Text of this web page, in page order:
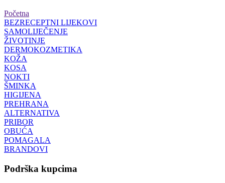
Početna
BEZRECEPTNI LIJEKOVI
SAMOLIJEČENJE
ŽIVOTINJE
DERMOKOZMETIKA
KOŽA
KOSA
NOKTI
ŠMINKA
HIGIJENA
PREHRANA
ALTERNATIVA
PRIBOR
OBUĆA
POMAGALA
BRANDOVI
Podrška kupcima